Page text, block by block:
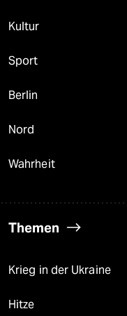
Kultur
Sport
Berlin
Nord
Wahrheit
Themen
Krieg in der Ukraine
Hitze